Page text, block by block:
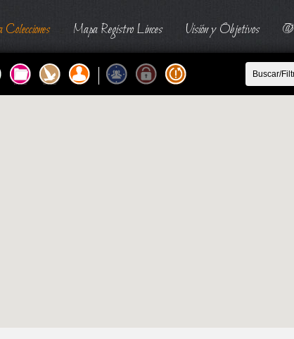
Mapa Registro Linces Visión y Objetivos @